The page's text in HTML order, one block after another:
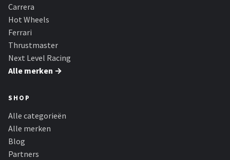
Carrera
Hot Wheels
Ferrari
Thrustmaster
Next Level Racing
Alle merken →
SHOP
Alle categorieën
Alle merken
Blog
Partners